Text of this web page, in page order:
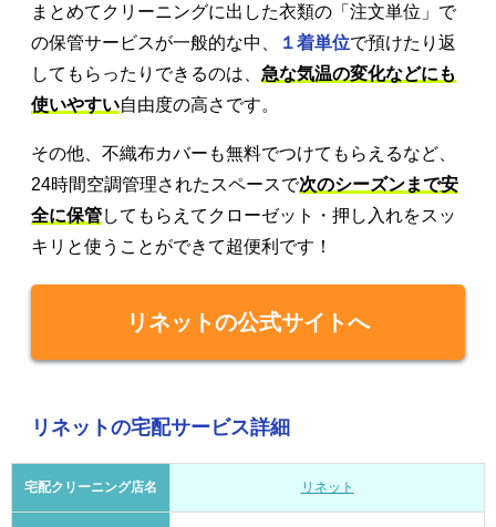
まとめてクリーニングに出した衣類の「注文単位」で
の保管サービスが一般的な中、
１着単位で預けたり返
してもらったりできるのは、 急な気温の変化などにも
使いやすい自由度の高さです。
その他、不織布カバーも無料でつけてもらえるなど、
24時間空調管理されたスペースで次のシーズンまで安
全に保管してもらえてクローゼット・押し入れをスッ
キリと使うことができて超便利です！
リネットの公式サイトへ
リネットの宅配サービス詳細
宅配クリーニング店名 リネット